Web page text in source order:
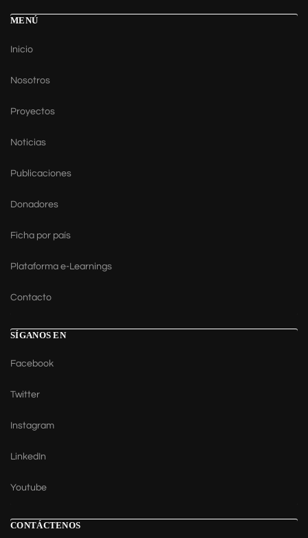
MENÚ
Inicio
Nosotros
Proyectos
Noticias
Publicaciones
Donadores
Ficha por país
Plataforma e-Learnings
Contacto
SÍGANOS EN
Facebook
Twitter
Instagram
LinkedIn
Youtube
CONTÁCTENOS